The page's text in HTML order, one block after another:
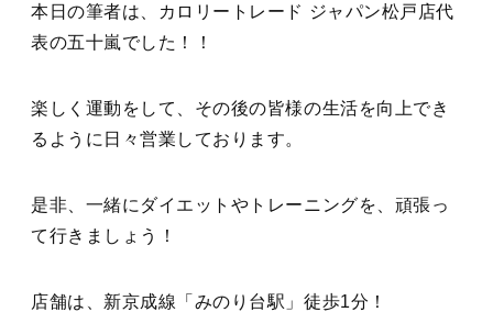
本日の筆者は、カロリートレード ジャパン松戸店代
表の五十嵐でした！！
楽しく運動をして、その後の皆様の生活を向上でき
るように日々営業しております。
是非、一緒にダイエットやトレーニングを、頑張っ
て行きましょう！
店舗は、新京成線「みのり台駅」徒歩1分！